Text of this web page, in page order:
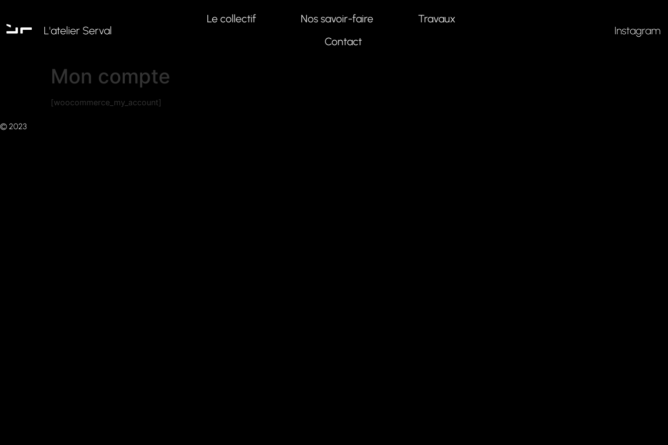
L'atelier Serval
Le collectif Nos savoir-faire
Travaux
Contact
Instagram
Mon compte
[woocommerce_my_account]
© 2023